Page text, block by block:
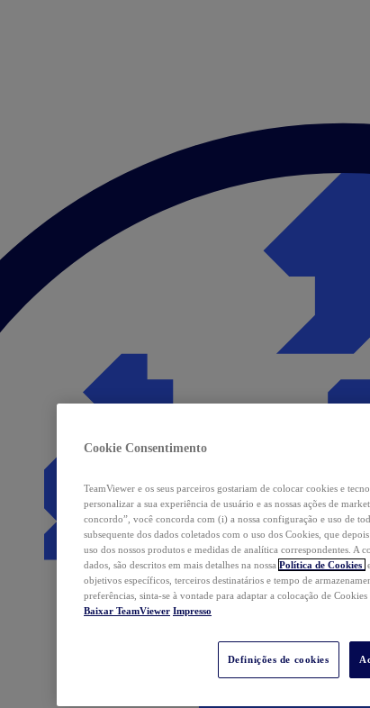
Cookie Consentimento
TeamViewer e os seus parceiros gostariam de colocar cookies e
personalizar a sua experiência de usuário e as nossas ações de
concordo”, você concorda com (i) a nossa configuração e uso de
subsequente dos dados coletados com o uso dos Cookies, que
uso dos nossos produtos e medidas de analítica correspondentes. A
dados, são descritos em mais detalhes na nossa Política de Cookies
objetivos específicos, terceiros destinatários e tempo de
preferências, sinta-se à vontade para adaptar a colocação de
Baixar TeamViewer Impresso
Definições de cookies